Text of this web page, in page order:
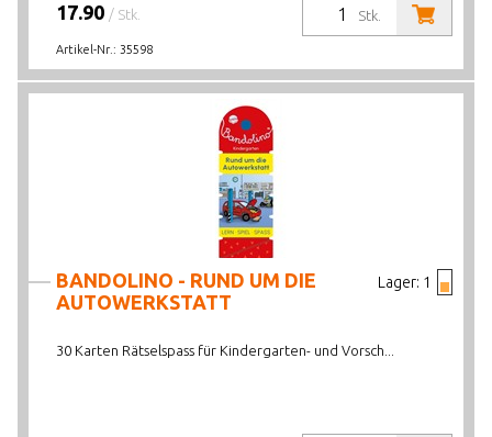
Stk.
17.90 / Stk.
Artikel-Nr.: 35598
Lager: 1
BANDOLINO - RUND UM DIE
AUTOWERKSTATT
30 Karten Rätselspass für Kindergarten- und Vorsch...